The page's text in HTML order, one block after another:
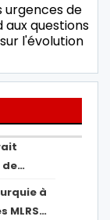
urgences de
questions
l'évolution
de…
à
MLRS…